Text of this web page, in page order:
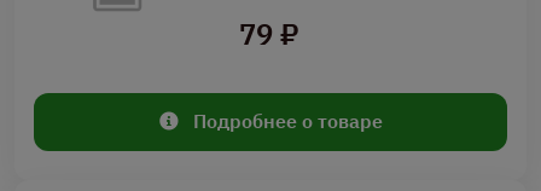
79 ₽
Подробнее о товаре